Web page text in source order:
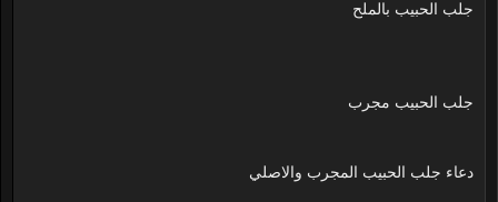
جلب الحبيب بالملح
جلب الحبيب مجرب
دعاء جلب الحبيب المجرب والاصلي